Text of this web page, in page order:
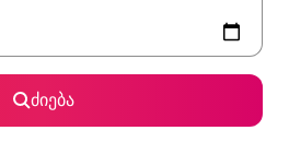
ძიება